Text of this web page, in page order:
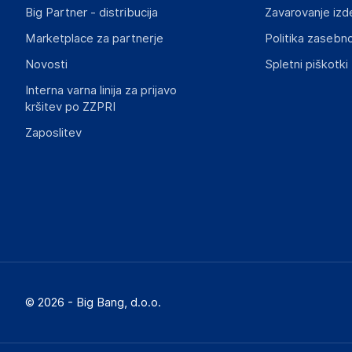
Big Partner - distribucija
Marketplace za partnerje
Novosti
Interna varna linija za prijavo
kršitev po ZZPRI
Zaposlitev
Zavarovanje
Politika
Spletni piškotki
© 2026 - Big Bang, d.o.o.